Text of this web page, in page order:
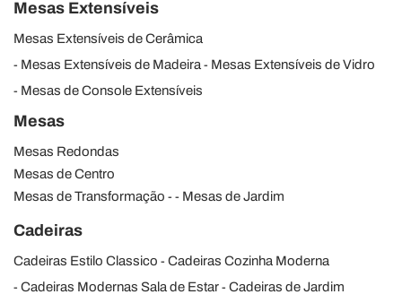
raccolto dal suo utilizzo dei loro servizi.
Mesas Extensíveis
Mesas Extensíveis de Cerâmica
Mesas Extensíveis de Madeira
Mesas Extensíveis de Vidro
Mesas de Console Extensíveis
Mesas
Mesas Redondas
Mesas de Centro
Mesas de Transformação
Mesas de Jardim
Cadeiras
Cadeiras Estilo Classico
Cadeiras Cozinha Moderna
Cadeiras Modernas Sala de Estar
Cadeiras de Jardim